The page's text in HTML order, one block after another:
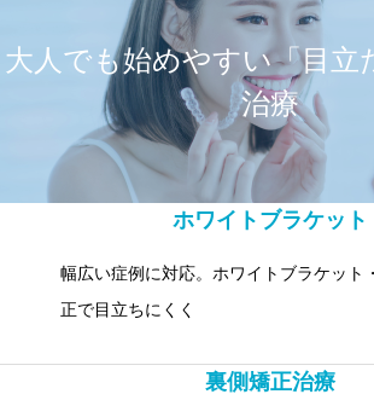
大人でも始めやすい「目立
治療
ホワイトブラケット
幅広い症例に対応。ホワイトブラケット
正で目立ちにくく
裏側矯正治療